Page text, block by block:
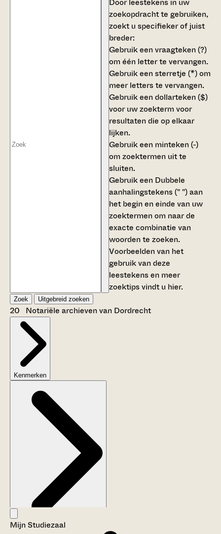
zoekopdracht te gebruiken,
zoekt u specifieker of juist
breder:
Gebruik eenvraagteken (?)
om één letter te vervangen.
Gebruik eensterretje (*)om
meer letters te vervangen.
Gebruik eendollarteken ($)
voor uw zoekterm voor
resultaten die op elkaar
lijken.
Gebruik een minteken (-)
om zoektermen uit te
sluiten.
Gebruik een Dubbele
aanhalingstekens (" ")aan
het begin en einde van uw
zoektermen om naar de
exacte combinatie van
woorden te zoeken.
Voorbeelden van het
gebruik van deze
leestekens en meer
zoektips vindt u hier.
Zoek Uitgebreid zoeken
20 Notariële archieven van Dordrecht
Kenmerken
Aanwijzingen voor de gebruiker
Mijn Studiezaal